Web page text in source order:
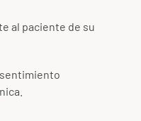
al paciente de su